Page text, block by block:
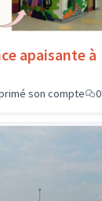
apaisante à
son compte
0